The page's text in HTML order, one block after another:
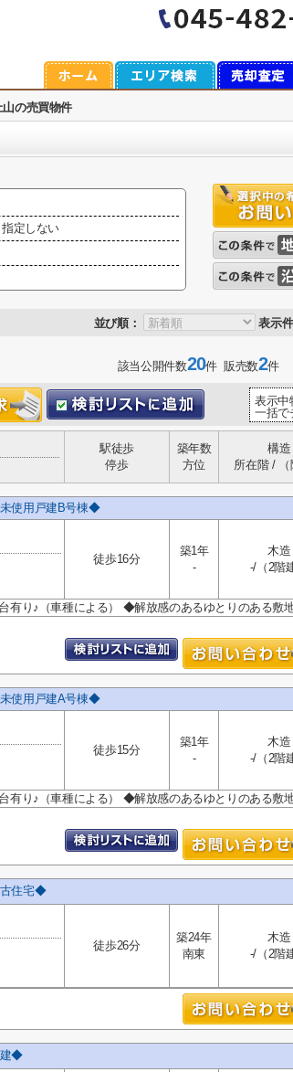
山の売買物件
指定しない
並び順： 表示
該当公開件数20件 販売数2件
表示中
一括で
駅徒歩
停歩
築年数
方位
構造
所在階 / （
使用戸建B号棟◆
徒歩16分
築1年
-
木造
-/（2階
り♪（車種による） ◆解放感のあるゆとりのある敷
使用戸建A号棟◆
徒歩15分
築1年
-
木造
-/（2階
り♪（車種による） ◆解放感のあるゆとりのある敷
住宅◆
徒歩26分
築24年
南東
木造
-/（2階
建◆